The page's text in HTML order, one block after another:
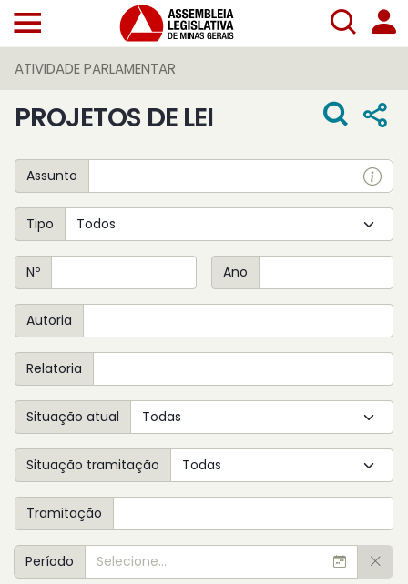
ATIVIDADE PARLAMENTAR
PROJETOS DE LEI
Assunto
Tipo
Nº Ano
Autoria
Relatoria
Situação atual
Situação tramitação
Tramitação
Período